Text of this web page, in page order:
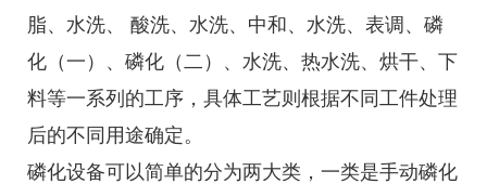
脂、水洗、 酸洗、水洗、中和、水洗、表调、磷
化（一）、磷化（二）、水洗、热水洗、烘干、下
料等一系列的工序，具体工艺则根据不同工件处理
后的不同用途确定。
磷化设备可以简单的分为两大类，一类是手动磷化